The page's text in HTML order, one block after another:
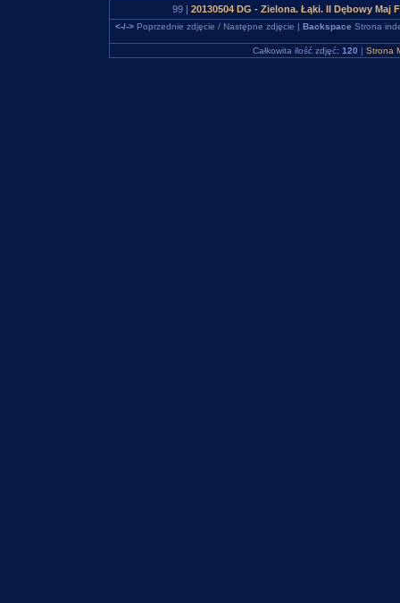
99 | 20130504 DG - Zielona. Łąki. II Dębowy
<-/->Poprzednie zdjęcie / Następne zdjęcie | Backspace Strona
Całkowita ilość zdjęć: 120 | Strona